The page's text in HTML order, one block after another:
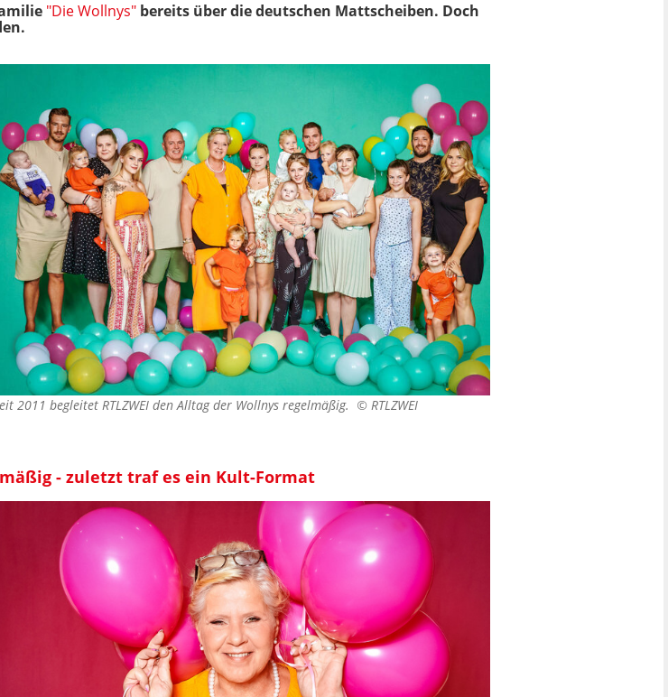
"Die Wollnys" bereits über die deutschen Mattscheiben. Doch
2011 begleitet RTLZWEI den Alltag der Wollnys regelmäßig. © RTLZWEI
- zuletzt traf es ein Kult-Format